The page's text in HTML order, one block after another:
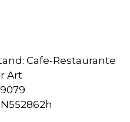
Cafe-Restaurante
Art